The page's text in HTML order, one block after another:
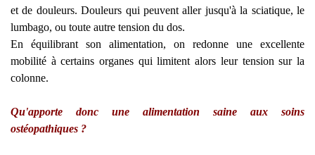
et de douleurs. Douleurs qui peuvent aller jusqu'à la sciatique, le
lumbago, ou toute autre tension du dos.
En équilibrant son alimentation, on redonne une excellente
mobilité à certains organes qui limitent alors leur tension sur la
colonne.
Qu'apporte donc une alimentation saine aux soins
ostéopathiques ?